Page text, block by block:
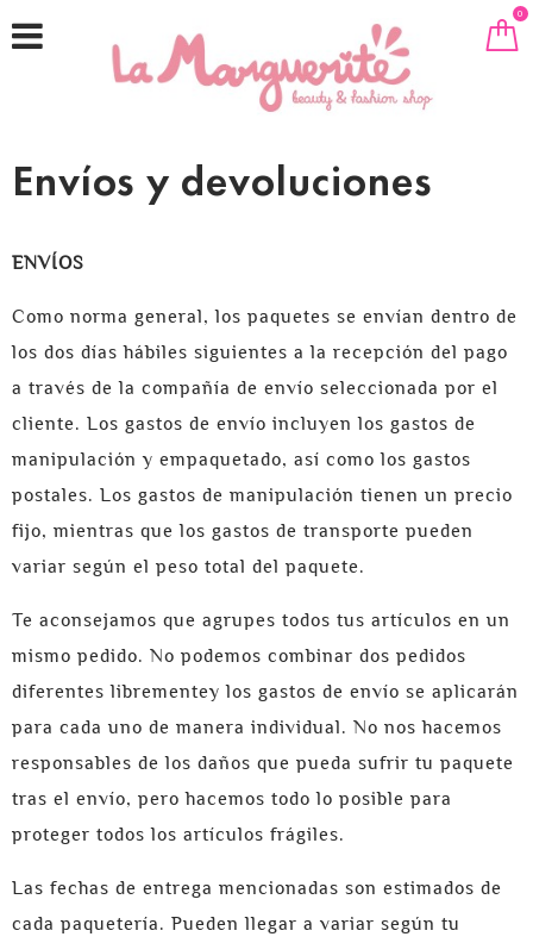
0
Envíos y devoluciones
ENVÍOS
Como norma general, los paquetes se envían dentro de
los dos días hábiles siguientes a la recepción del pago
a través de la compañía de envío seleccionada por el
cliente. Los gastos de envío incluyen los gastos de
manipulación y empaquetado, así como los gastos
postales. Los gastos de manipulación tienen un precio
fijo, mientras que los gastos de transporte pueden
variar según el peso total del paquete.
Te aconsejamos que agrupes todos tus artículos en un
mismo pedido. No podemos combinar dos pedidos
diferentes librementey los gastos de envío se aplicarán
para cada uno de manera individual. No nos hacemos
responsables de los daños que pueda sufrir tu paquete
tras el envío, pero hacemos todo lo posible para
proteger todos los artículos frágiles.
Las fechas de entrega mencionadas son estimados de
cada paquetería. Pueden llegar a variar según tu